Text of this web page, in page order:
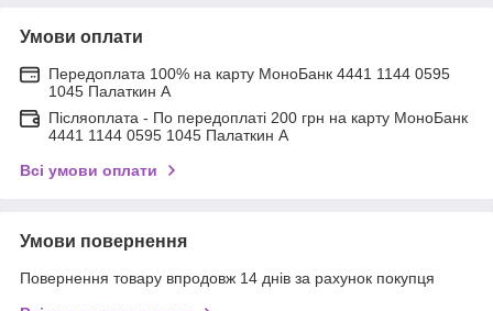
Умови оплати
Передоплата 100% на карту МоноБанк 4441 1144 0595
1045 Палаткин А
Післяоплата - По передоплаті 200 грн на карту МоноБанк
4441 1144 0595 1045 Палаткин А
Всі умови оплати
Умови повернення
Повернення товару впродовж 14 днів за рахунок покупця